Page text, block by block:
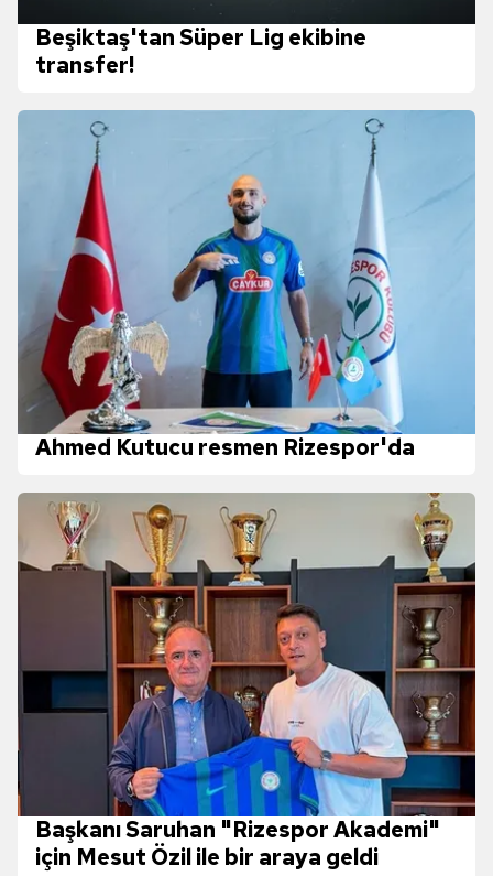
Beşiktaş'tan Süper Lig ekibine
transfer!
Ahmed Kutucu resmen Rizespor'da
Başkanı Saruhan "Rizespor Akademi"
için Mesut Özil ile bir araya geldi